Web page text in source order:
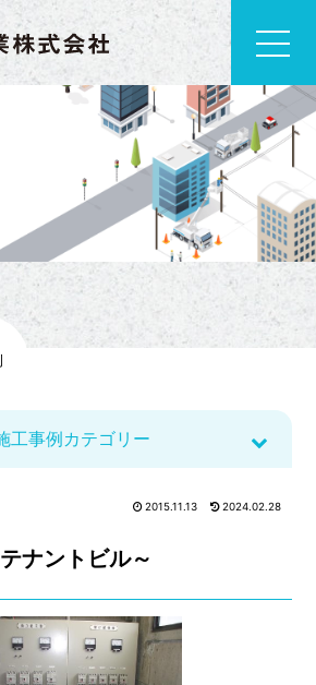
工事例カテゴリー
績
ル塗
キュービクル改
造
盤の製作
2015.11.13 2024.02.28
ナントビル～